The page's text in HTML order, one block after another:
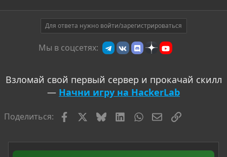
Для ответа нужно войти/зарегистрироваться
Мы в соцсетях:
Взломай свой первый сервер и прокачай скилл
— Начни игру на HackerLab
Поделиться: FacebookBlueskyLinkedInWhatsAppЭлектронная
Ссылка